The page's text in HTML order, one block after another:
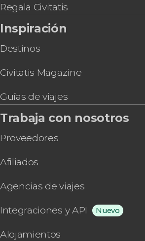
Avistamiento de delfines en Lisboa
Entrada al teleférico de Lisboa
Regala Civitatis
Inspiración
Destinos
Civitatis Magazine
Guías de viajes
Trabaja con nosotros
Proveedores
Afiliados
Agencias de viajes
Integraciones y API Nuevo
Alojamientos